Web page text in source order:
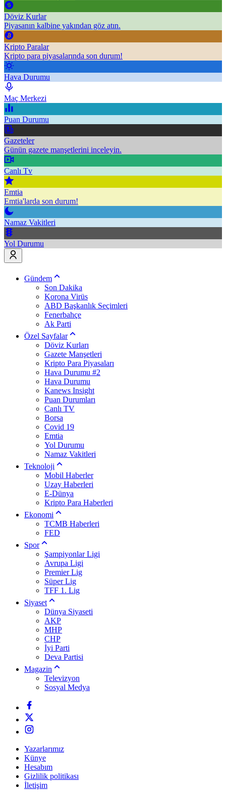
Döviz Kurlar
Piyasanın kalbine yakından göz atın.
Kripto Paralar
Kripto para piyasalarında son durum!
Hava Durumu
Maç Merkezi
Puan Durumu
Gazeteler
Günün gazete manşetlerini inceleyin.
Canlı Tv
Emtia
Emtia'larda son durum!
Namaz Vakitleri
Yol Durumu
Gündem
Son Dakika
Korona Virüs
ABD Başkanlık Seçimleri
Fenerbahçe
Ak Parti
Özel Sayfalar
Döviz Kurları
Gazete Manşetleri
Kripto Para Piyasaları
Hava Durumu #2
Hava Durumu
Kanews Insight
Puan Durumları
Canlı TV
Borsa
Covid 19
Emtia
Yol Durumu
Namaz Vakitleri
Teknoloji
Mobil Haberler
Uzay Haberleri
E-Dünya
Kripto Para Haberleri
Ekonomi
TCMB Haberleri
FED
Spor
Şampiyonlar Ligi
Avrupa Ligi
Premier Lig
Süper Lig
TFF 1. Lig
Siyaset
Dünya Siyaseti
AKP
MHP
CHP
İyi Parti
Deva Partisi
Magazin
Televizyon
Sosyal Medya
Yazarlarımız
Künye
Hesabım
Gizlilik politikası
İletişim